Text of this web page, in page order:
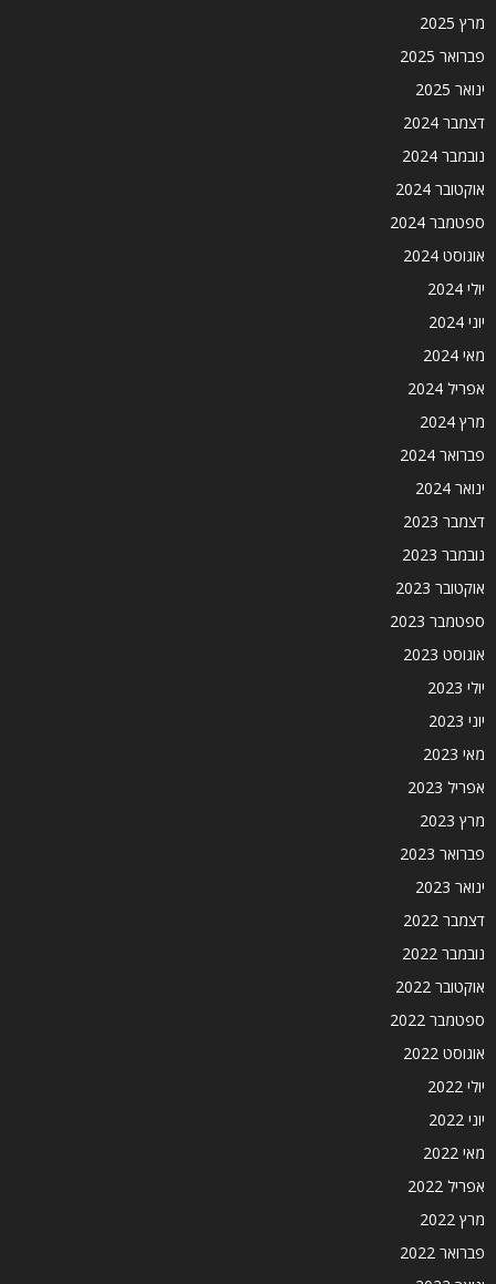
מרץ 2025
פברואר 2025
ינואר 2025
דצמבר 2024
נובמבר 2024
אוקטובר 2024
ספטמבר 2024
אוגוסט 2024
יולי 2024
יוני 2024
מאי 2024
אפריל 2024
מרץ 2024
פברואר 2024
ינואר 2024
דצמבר 2023
נובמבר 2023
אוקטובר 2023
ספטמבר 2023
אוגוסט 2023
יולי 2023
יוני 2023
מאי 2023
אפריל 2023
מרץ 2023
פברואר 2023
ינואר 2023
דצמבר 2022
נובמבר 2022
אוקטובר 2022
ספטמבר 2022
אוגוסט 2022
יולי 2022
יוני 2022
מאי 2022
אפריל 2022
מרץ 2022
פברואר 2022